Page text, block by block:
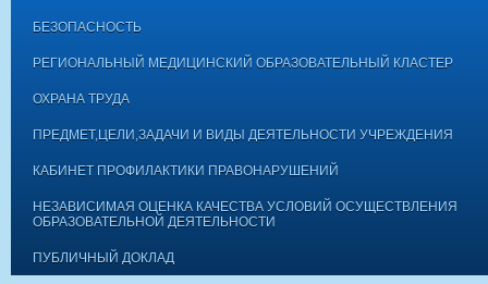
БЕЗОПАСНОСТЬ
РЕГИОНАЛЬНЫЙ МЕДИЦИНСКИЙ ОБРАЗОВАТЕЛЬНЫЙ КЛАСТЕР
ОХРАНА ТРУДА
ПРЕДМЕТ,ЦЕЛИ,ЗАДАЧИ И ВИДЫ ДЕЯТЕЛЬНОСТИ УЧРЕЖДЕНИЯ
КАБИНЕТ ПРОФИЛАКТИКИ ПРАВОНАРУШЕНИЙ
НЕЗАВИСИМАЯ ОЦЕНКА КАЧЕСТВА УСЛОВИЙ ОСУЩЕСТВЛЕНИЯ
ОБРАЗОВАТЕЛЬНОЙ ДЕЯТЕЛЬНОСТИ
ПУБЛИЧНЫЙ ДОКЛАД